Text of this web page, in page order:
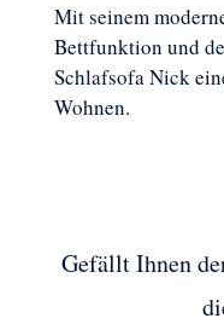
Mit seinem
Bettfunktion und
Schlafsofa Nick
Wohnen.
Gefällt Ihnen